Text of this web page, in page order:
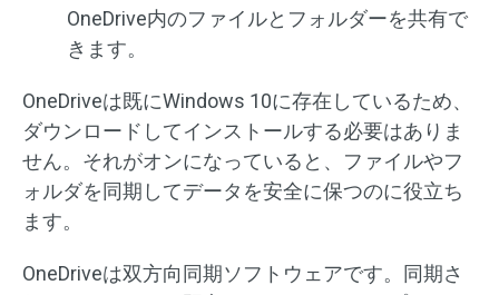
OneDrive内のファイルとフォルダーを共有で
きます。
OneDriveは既にWindows 10に存在しているため、
ダウンロードしてインストールする必要はありま
せん。それがオンになっていると、ファイルやフ
ォルダを同期してデータを安全に保つのに役立ち
ます。
OneDriveは双方向同期ソフトウェアです。同期さ